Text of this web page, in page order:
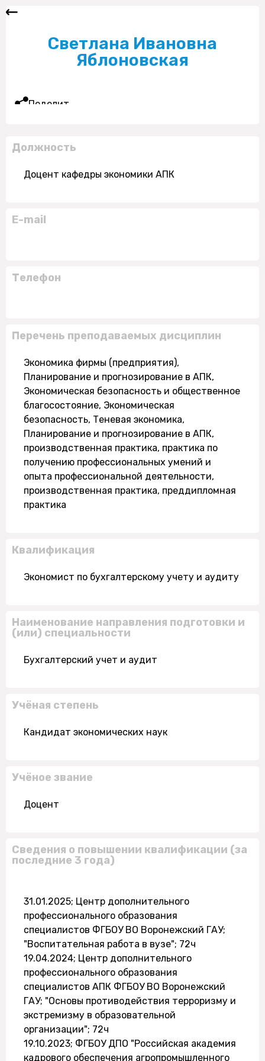
Светлана Ивановна
Яблоновская
Поделиться
Должность
Доцент кафедры экономики АПК
E-mail
Телефон
Перечень преподаваемых дисциплин
Экономика фирмы (предприятия),
Планирование и прогнозирование в АПК,
Экономическая безопасность и общественное
благосостояние, Экономическая
безопасность, Теневая экономика,
Планирование и прогнозирование в АПК,
производственная практика, практика по
получению профессиональных умений и
опыта профессиональной деятельности,
производственная практика, преддипломная
практика
Квалификация
Экономист по бухгалтерскому учету и аудиту
Наименование направления подготовки и
(или) специальности
Бухгалтерский учет и аудит
Учёная степень
Кандидат экономических наук
Учёное звание
Доцент
Сведения о повышении квалификации (за
последние 3 года)
31.01.2025; Центр дополнительного
профессионального образования
специалистов ФГБОУ ВО Воронежский ГАУ;
"Воспитательная работа в вузе"; 72ч
19.04.2024; Центр дополнительного
профессионального образования
специалистов АПК ФГБОУ ВО Воронежский
ГАУ; "Основы противодействия терроризму и
экстремизму в образовательной
организации"; 72ч
19.10.2023; ФГБОУ ДПО "Российская академия
кадрового обеспечения агропромышленного